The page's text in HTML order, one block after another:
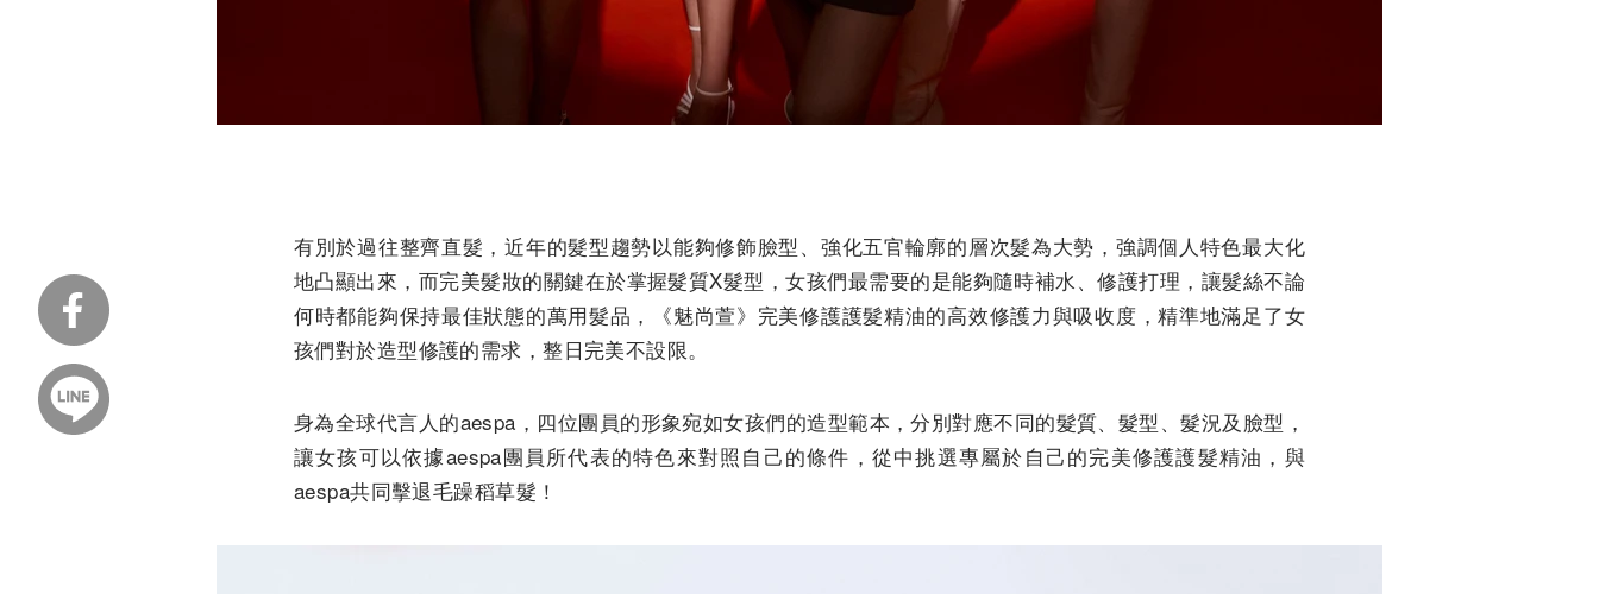
有別於過往整齊直髮，近年的髮型趨勢以能夠修飾臉型、強化五官輪廓的層次髮為大勢，強調個人特色最大化
地凸顯出來，而完美髮妝的關鍵在於掌握髮質X髮型，女孩們最需要的是能夠隨時補水、修護打理，讓髮絲不論
何時都能夠保持最佳狀態的萬用髮品，《魅尚萱》完美修護護髮精油的高效修護力與吸收度，精準地滿足了女
孩們對於造型修護的需求，整日完美不設限。
身為全球代言人的aespa，四位團員的形象宛如女孩們的造型範本，分別對應不同的髮質、髮型、髮況及臉型，
讓女孩可以依據aespa團員所代表的特色來對照自己的條件，從中挑選專屬於自己的完美修護護髮精油，與
aespa共同擊退毛躁稻草髮！